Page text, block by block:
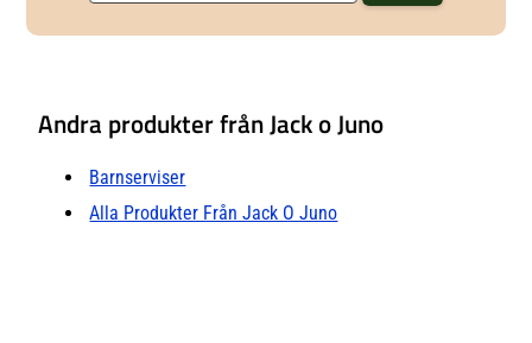
Andra produkter från Jack o Juno
Barnserviser
Alla Produkter Från Jack O Juno